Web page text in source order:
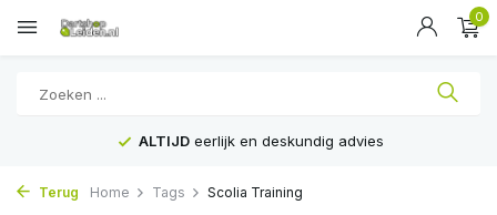
0
ALTIJD eerlijk en deskundig advies
Terug Home Tags Scolia Training